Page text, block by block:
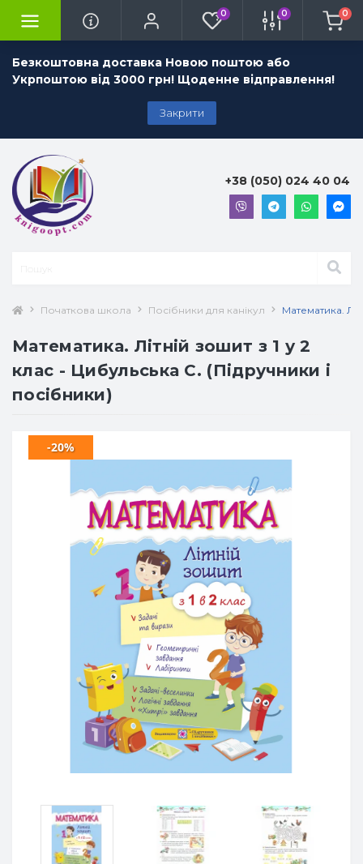
Безкоштовна доставка Новою поштою або
Укрпоштою від 3000 грн! Щоденне відправлення!
Закрити
0 0 0
+38 (050) 024 40 04
Початкова школа Посібники для канікул Математика.
Математика. Літній зошит з 1 у 2
клас - Цибульська С. (Підручники і
посібники)
-20%